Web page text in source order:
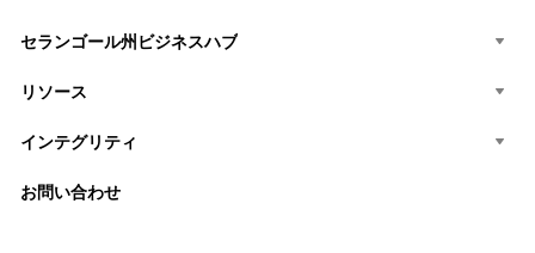
セランゴール州ビジネスハブ
リソース
インテグリティ
お問い合わせ